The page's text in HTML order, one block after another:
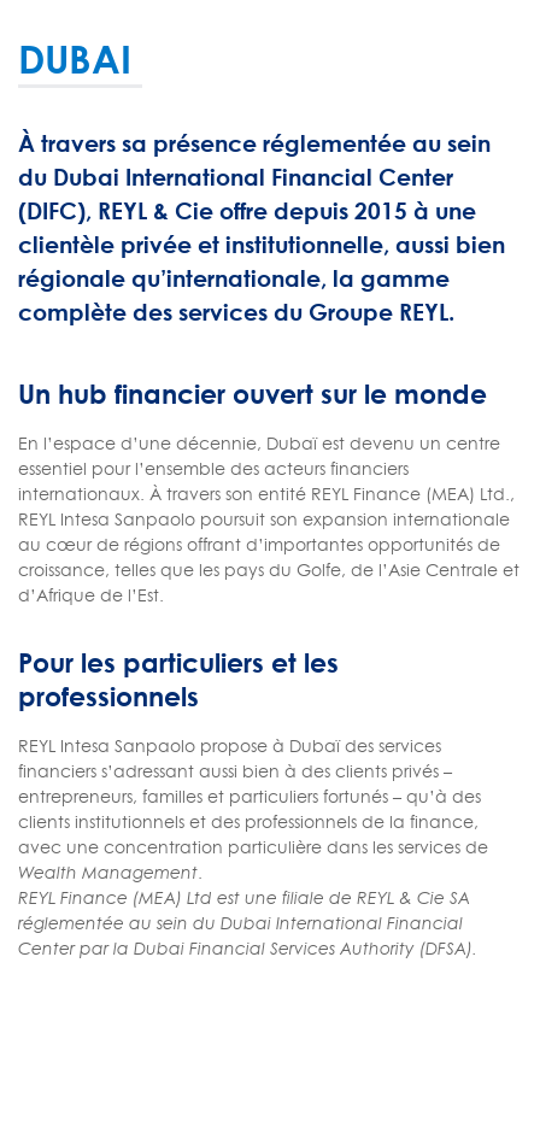
DUBAI
À travers sa présence réglementée au sein
du Dubai International Financial Center
(DIFC), REYL & Cie offre depuis 2015 à une
clientèle privée et institutionnelle, aussi bien
régionale qu’internationale, la gamme
complète des services du Groupe REYL.
Un hub financier ouvert sur le monde
En l’espace d’une décennie, Dubaï est devenu un centre
essentiel pour l’ensemble des acteurs financiers
internationaux. À travers son entité REYL Finance (MEA) Ltd.,
REYL Intesa Sanpaolo poursuit son expansion internationale
au cœur de régions offrant d’importantes opportunités de
croissance, telles que les pays du Golfe, de l’Asie Centrale et
d’Afrique de l’Est.
Pour les particuliers et les
professionnels
REYL Intesa Sanpaolo propose à Dubaï des services
financiers s’adressant aussi bien à des clients privés –
entrepreneurs, familles et particuliers fortunés – qu’à des
clients institutionnels et des professionnels de la finance,
avec une concentration particulière dans les services de
Wealth Management
REYL Finance (MEA) Ltd est une filiale de REYL & Cie SA
réglementée au sein du Dubai International Financial
Center par la Dubai Financial Services Authority (DFSA).